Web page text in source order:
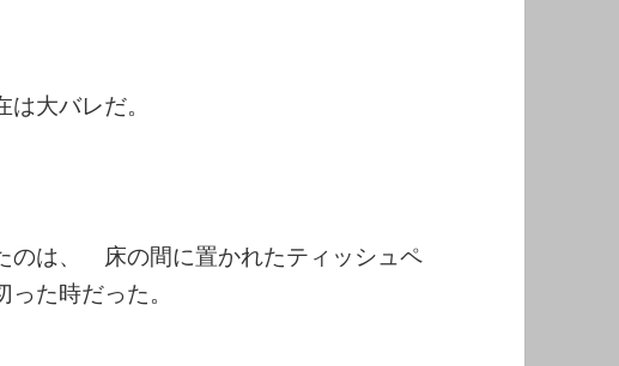
大バレだ。
のは、 床の間に置かれたティッシュペ
た時だった。